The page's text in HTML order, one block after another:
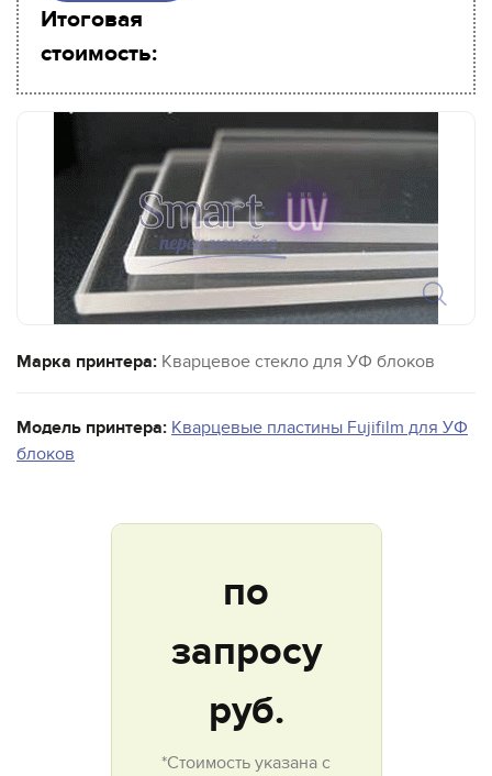
Итоговая
стоимость:
Марка принтера: Кварцевое стекло для УФ блоков
Модель принтера: Кварцевые пластины Fujifilm для УФ
блоков
по
запросу
руб.
*Стоимость указана с